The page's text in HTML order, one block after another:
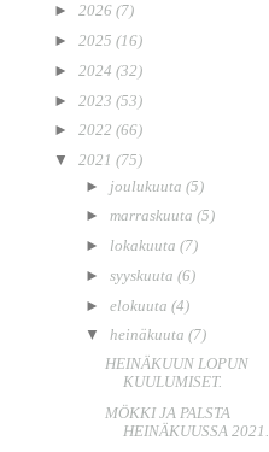
►2026(7)
►2025(16)
► 2024(32)
► 2023(53)
►2022(66)
▼
2021(75)
► joulukuuta (5)
► marraskuuta (5)
► lokakuuta (7)
► syyskuuta (6)
► elokuuta (4)
▼
heinäkuuta (7)
HEINÄKUUN LOPUN
KUULUMISET.
MÖKKI JA PALSTA
HEINÄKUUSSA 2021.